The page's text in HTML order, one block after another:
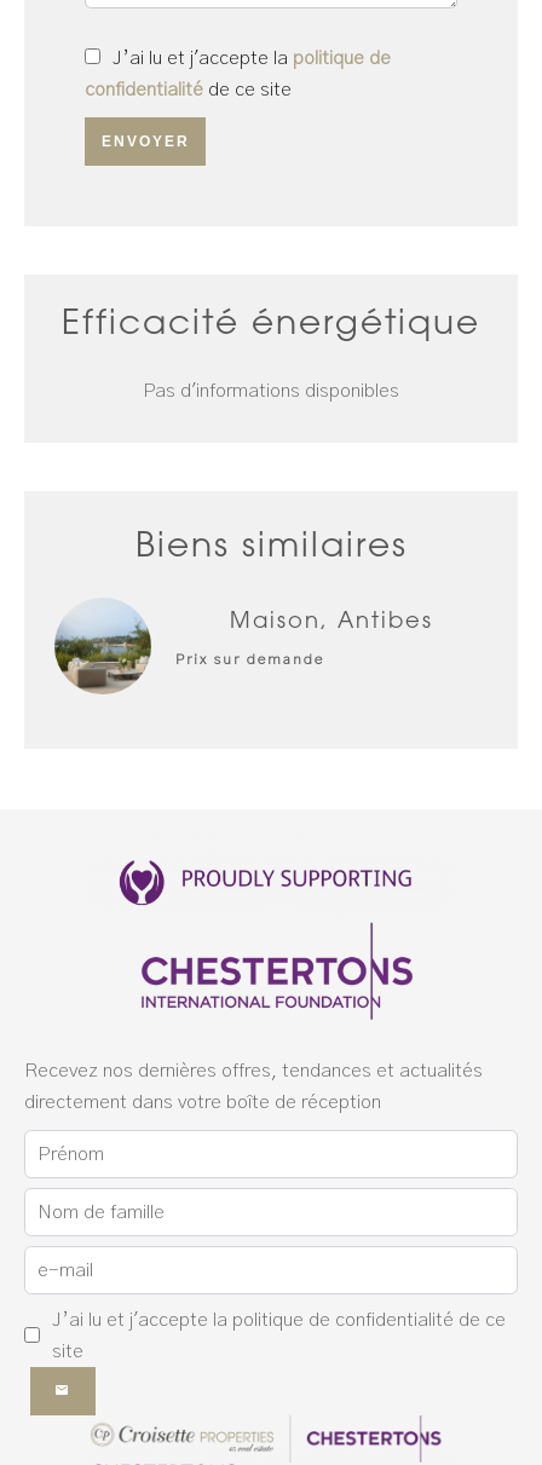
J’ai lu et j'accepte la politique de
confidentialité de ce site
ENVOYER
Efficacité énergétique
Pas d'informations disponibles
Biens similaires
Maison, Antibes
Prix sur demande
Recevez nos dernières offres, tendances et actualités
directement dans votre boîte de réception
J’ai lu et j'accepte la politique de confidentialité de ce
site